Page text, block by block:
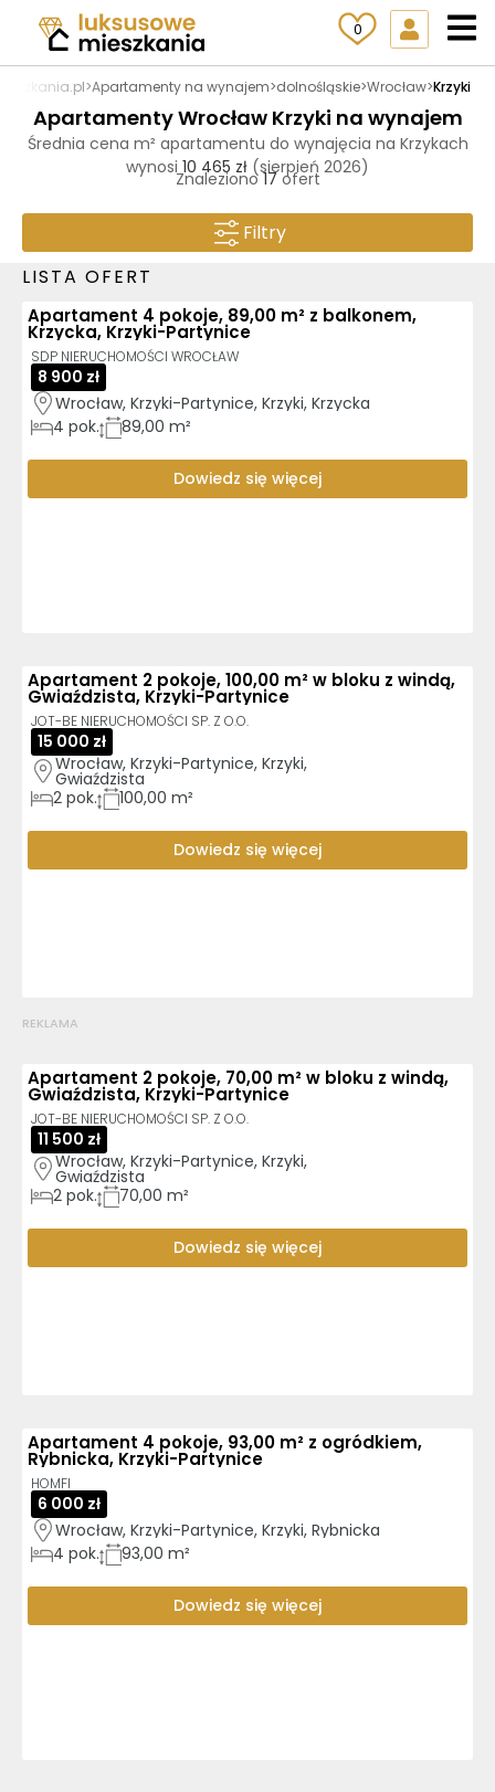
0
>Apartamenty na wynajem>dolnośląskie>Wrocław>Krzyki
Apartamenty Wrocław Krzyki na wynajem
Średnia cena m² apartamentu do wynajęcia na Krzykach
wynosi 10 465 zł (sierpień 2026)
Znaleziono17ofert
Filtry
LISTA OFERT
Apartament 4 pokoje, 89,00 m² z balkonem,
Krzycka, Krzyki-Partynice
SDP NIERUCHOMOŚCI WROCŁAW
8 900 zł
Wrocław, Krzyki-Partynice, Krzyki, Krzycka
4 pok. 89,00 m²
Dowiedz się więcej
Apartament 2 pokoje, 100,00 m² w bloku z windą,
Gwiaździsta, Krzyki-Partynice
JOT-BE NIERUCHOMOŚCI SP. Z O.O.
15 000 zł
Wrocław, Krzyki-Partynice, Krzyki,
Gwiaździsta
2 pok. 100,00 m²
Dowiedz się więcej
REKLAMA
Apartament 2 pokoje, 70,00 m² w bloku z windą,
Gwiaździsta, Krzyki-Partynice
JOT-BE NIERUCHOMOŚCI SP. Z O.O.
11 500 zł
Wrocław, Krzyki-Partynice, Krzyki,
Gwiaździsta
2 pok. 70,00 m²
Dowiedz się więcej
Apartament 4 pokoje, 93,00 m² z ogródkiem,
Rybnicka, Krzyki-Partynice
HOMFI
6 000 zł
Wrocław, Krzyki-Partynice, Krzyki, Rybnicka
4 pok. 93,00 m²
Dowiedz się więcej